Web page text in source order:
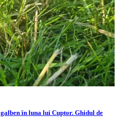
în luna lui Cuptor. Ghidul de